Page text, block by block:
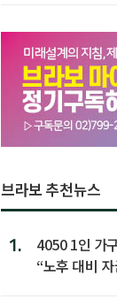
브라보 추천뉴스
1.
4050 1인 가
“노후 대비